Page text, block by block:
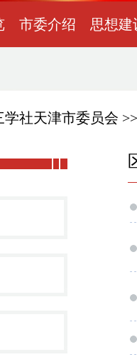
市委介绍 思想建
学社天津市委员会